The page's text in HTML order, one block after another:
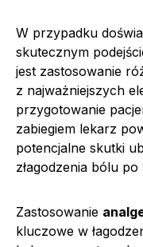
W przypadku
skutecznym
jest zastosowanie
z najważniejszych
przygotowanie
zabiegiem lekarz
potencjalne skutki
złagodzenia bólu
Zastosowanie
kluczowe w